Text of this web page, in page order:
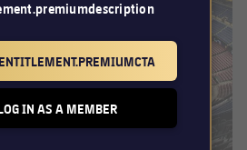
BARCELONA BADGE GOLD
FC BARCELONA CLUB BADGE
IN AS A MEMBER